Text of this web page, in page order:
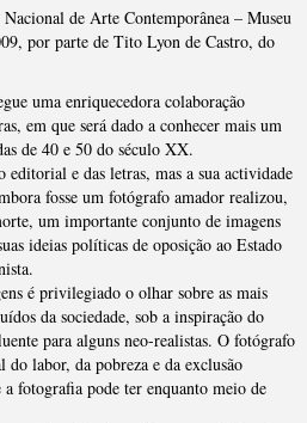
de Arte Contemporânea – Museu
por parte de Tito Lyon de Castro, do
uma enriquecedora colaboração
em que será dado a conhecer mais um
de 40 e 50 do século XX.
e das letras, mas a sua actividade
fosse um fotógrafo amador realizou,
um importante conjunto de imagens
ideias políticas de oposição ao Estado
é privilegiado o olhar sobre as mais
da sociedade, sob a inspiração do
para alguns neo-realistas. O fotógrafo
labor, da pobreza e da exclusão
a fotografia pode ter enquanto meio de